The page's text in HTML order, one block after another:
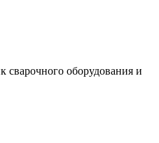
оборудования и